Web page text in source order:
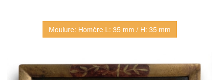
Moulure: Homère L: 35 mm / H: 35 mm